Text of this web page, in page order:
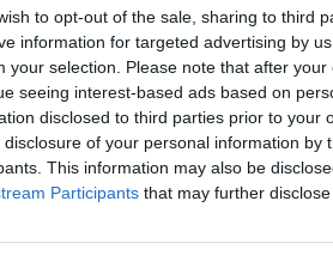
to opt-out of the sale, sharing to third
information for targeted advertising by
your selection. Please note that after
seeing interest-based ads based on
disclosed to third parties prior to your
of your personal information by
This information may also be
Participants that may further
σπάει κάθε ρεκόρ.
καταγράφηκε νέο ιστορικό
θόλος, πάνω από τη Δυτική
πιο υψηλές τιμές.